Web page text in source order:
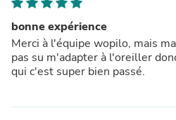
bonne expérience
Merci à l'équipe wopilo, mais
pas su m'adapter à l'oreiller
qui c'est super bien passé.